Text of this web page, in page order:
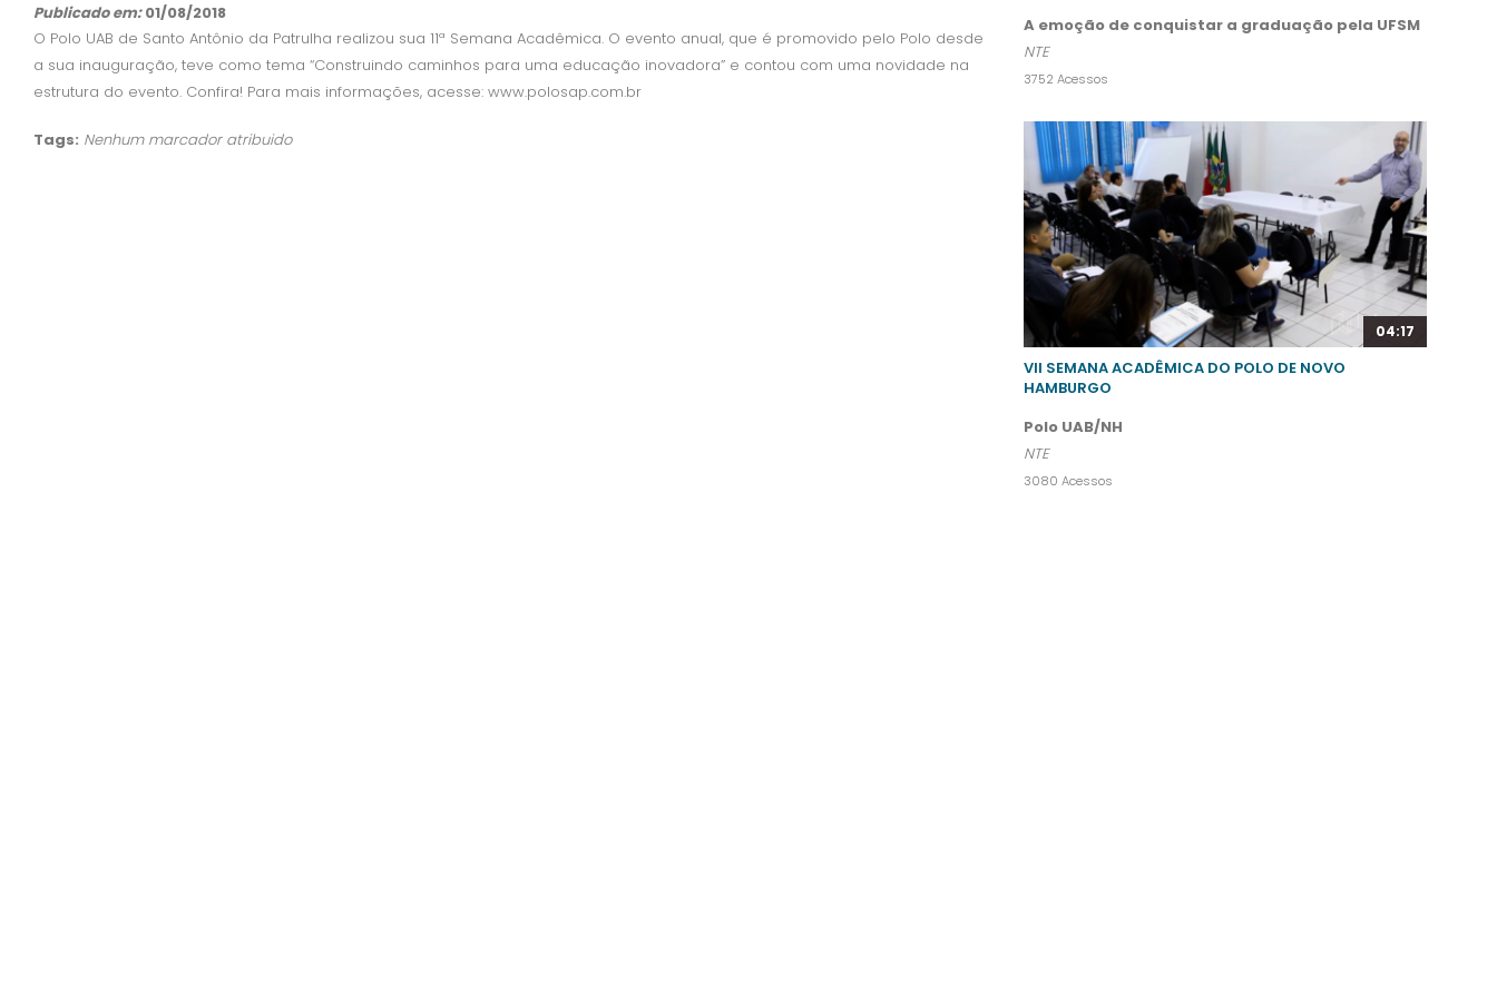
Publicado em:01/08/2018
O Polo UAB de Santo Antônio da Patrulha realizou sua 11ª Semana Acadêmica. O evento anual, que é promovido pelo Polo desde
a sua inauguração, teve como tema “Construindo caminhos para uma educação inovadora” e contou com uma novidade na
estrutura do evento. Confira! Para mais informações, acesse: www.polosap.com.br
Tags: Nenhum marcador atribuido
A emoção de conquistar a graduação pela UFSM
NTE
3752 Acessos
04:17
VII SEMANA ACADÊMICA DO POLO DE NOVO
HAMBURGO
Polo UAB/NH
NTE
3080 Acessos